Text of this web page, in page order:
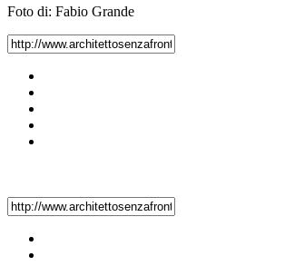
Foto di: Fabio Grande